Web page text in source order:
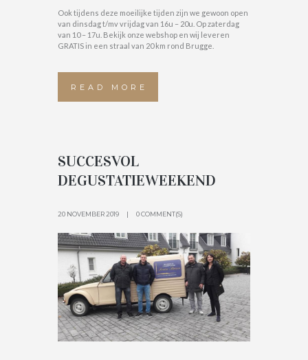
Ook tijdens deze moeilijke tijden zijn we gewoon open
van dinsdag t/mv vrijdag van 16u – 20u. Op zaterdag
van 10 – 17u. Bekijk onze webshop en wij leveren
GRATIS in een straal van 20 km rond Brugge.
READ MORE
SUCCESVOL
DEGUSTATIEWEEKEND
20 NOVEMBER 2019 0 COMMENT(S)